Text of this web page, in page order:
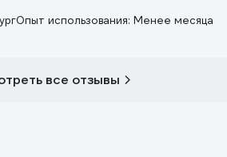
Опыт использования: Менее месяца
все отзывы